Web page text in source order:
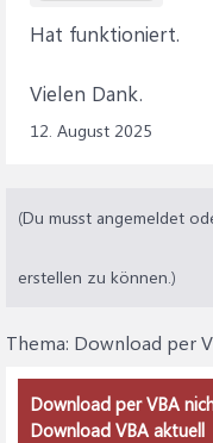
Hat funktioniert.
Vielen Dank.
12. August 2025
(Du musst angemeldet
erstellen zu können.)
Thema: Download per
Download per VBA
Download VBA aktuell